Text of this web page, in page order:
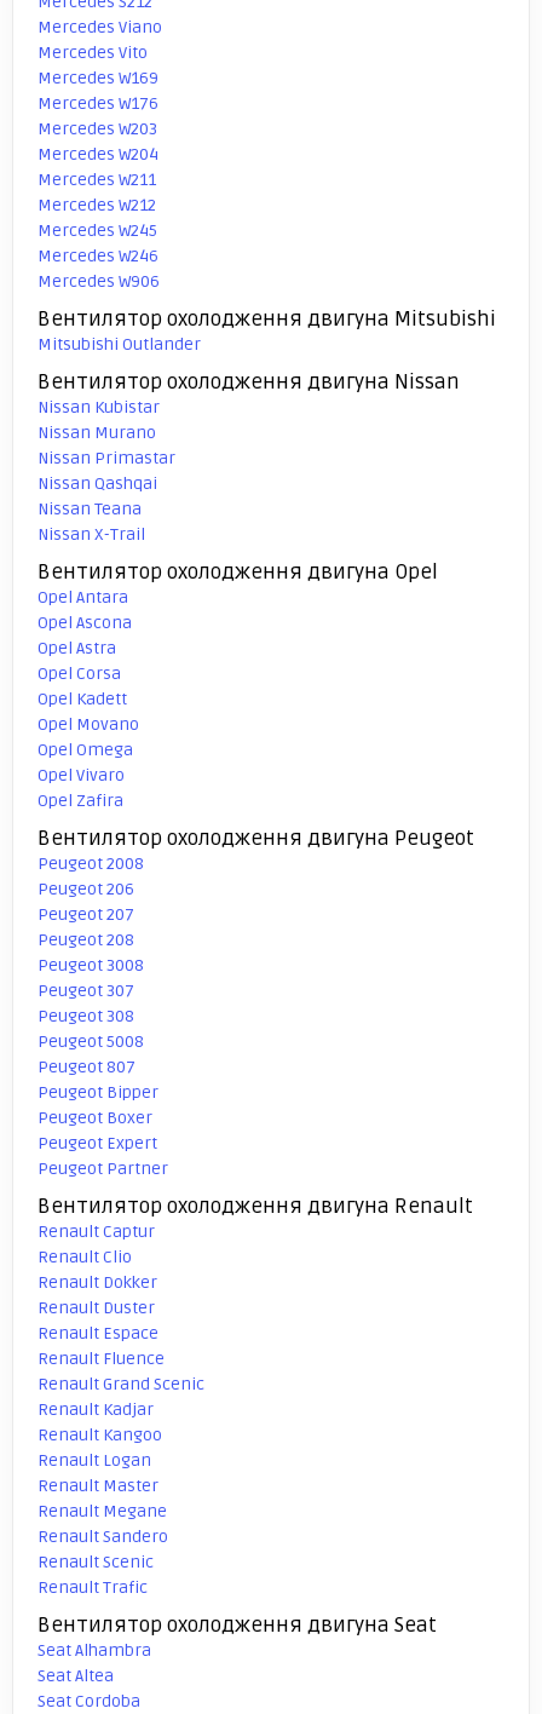
Mercedes Viano
Mercedes Vito
Mercedes W169
Mercedes W176
Mercedes W203
Mercedes W204
Mercedes W211
Mercedes W212
Mercedes W245
Mercedes W246
Mercedes W906
Вентилятор охолодження двигуна Mitsubishi
Mitsubishi Outlander
Вентилятор охолодження двигуна Nissan
Nissan Kubistar
Nissan Murano
Nissan Primastar
Nissan Qashqai
Nissan Teana
Nissan X-Trail
Вентилятор охолодження двигуна Opel
Opel Antara
Opel Ascona
Opel Astra
Opel Corsa
Opel Kadett
Opel Movano
Opel Omega
Opel Vivaro
Opel Zafira
Вентилятор охолодження двигуна Peugeot
Peugeot 2008
Peugeot 206
Peugeot 207
Peugeot 208
Peugeot 3008
Peugeot 307
Peugeot 308
Peugeot 5008
Peugeot 807
Peugeot Bipper
Peugeot Boxer
Peugeot Expert
Peugeot Partner
Вентилятор охолодження двигуна Renault
Renault Captur
Renault Clio
Renault Dokker
Renault Duster
Renault Espace
Renault Fluence
Renault Grand Scenic
Renault Kadjar
Renault Kangoo
Renault Logan
Renault Master
Renault Megane
Renault Sandero
Renault Scenic
Renault Trafic
Вентилятор охолодження двигуна Seat
Seat Alhambra
Seat Altea
Seat Cordoba